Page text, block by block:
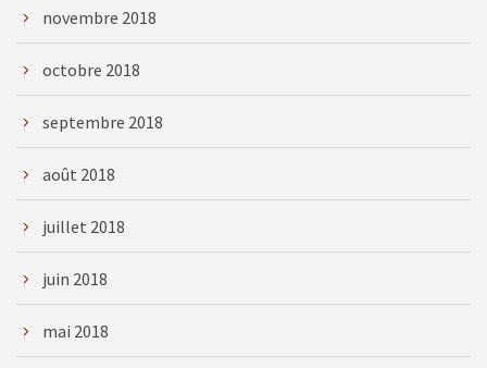
novembre 2018
octobre 2018
septembre 2018
août 2018
juillet 2018
juin 2018
mai 2018